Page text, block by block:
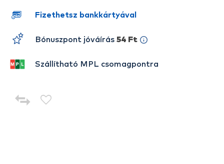
Fizethetsz bankkártyával
Bónuszpont jóváírás 54 Ft
Szállítható MPL csomagpontra